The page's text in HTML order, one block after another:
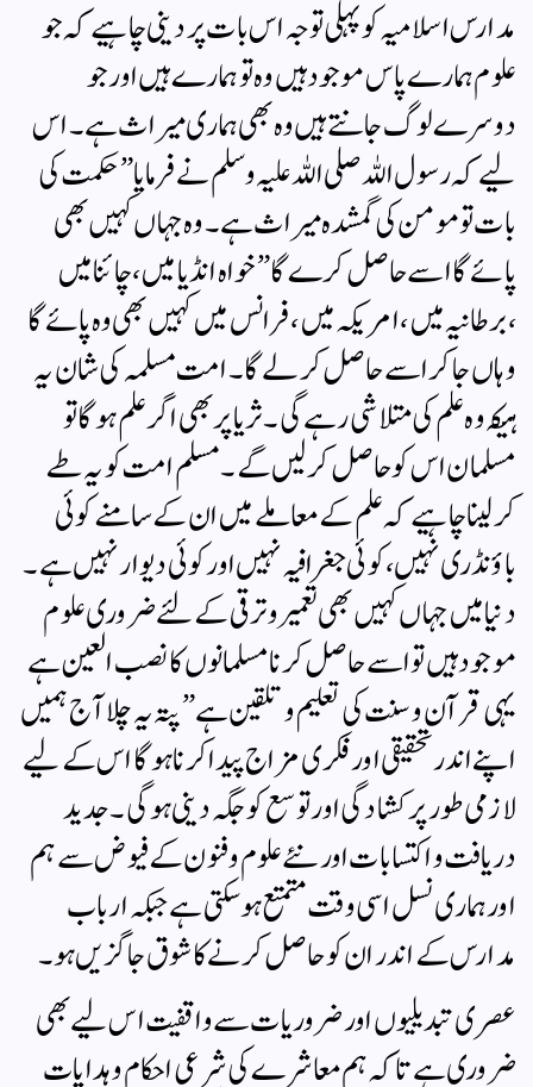
مدارس اسلامیہ کو پہلی توجہ اس بات پر دینی چاہیے کہ جو
علوم ہمارے پاس موجود ہیں وہ تو ہمارے ہیں اور جو
دوسرے لوگ جانتے ہیں وہ بھی ہماری میراث ہے۔ اس
لیے کہ رسول اللہ صلی اللہ علیہ وسلم نے فرمایا ” حکمت کی
بات تو مومن کی گمشدہ میراث ہے۔ وہ جہاں کہیں بھی
پائے گا اسے حاصل کرےگا” خواہ انڈیا میں ، چائنا میں
،برطانیہ میں ، امریکہ میں ،فرانس میں کہیں بھی وہ پائے گا
وہاں جا کر اسے حاصل کرلے گا۔ امت مسلمہ کی شان یہ
ہیکہ وہ علم کی متلاشی رہے گی ۔ ثریا پر بھی اگر علم ہوگا تو
مسلمان اس کو حاصل کرلیں گے ۔ مسلم امت کو یہ طے
کرلینا چاہیے کہ علم کے معاملے میں ان کے سامنے کوئی
باؤنڈری نہیں ،کوئی جغرافیہ نہیں اور کوئی دیوار نہیں ہے۔
دنیا میں جہاں کہیں بھی تعمیر و ترقی کے لئے ضروری علوم
موجود ہیں تو اسے حاصل کرنا مسلمانوں کا نصب العین ہے
یہی قرآن وسنت کی تعلیم و تلقین ہے” پتہ یہ چلا آ ج ہمیں
اپنے اندر تحقیقی اور فکری مزاج پیدا کرنا ہوگا اس کے لیے
لازمی طور پر کشادگی اور توسع کو جگہ دینی ہوگی۔ جدید
دریافت و اکتسابات اور نئے علوم و فنون کے فیوض سے ہم
اور ہماری نسل اسی وقت متمتع ہوسکتی ہے جبکہ ارباب
مدارس کے اندر ان کو حاصل کرنے کا شوق جاگزیں ہو۔
عصری تبدیلیوں اور ضروریات سے واقفیت اس لیے بھی
ضروری ہے تاکہ ہم معاشرے کی شرعی احکام و ہدایات